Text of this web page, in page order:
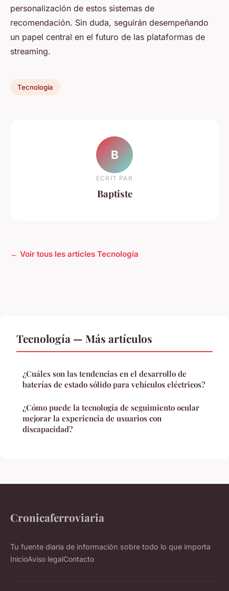
personalización de estos sistemas de
recomendación. Sin duda, seguirán desempeñando
un papel central en el futuro de las plataformas de
streaming.
Tecnología
B
ECRIT PAR
Baptiste
← Voir tous les articles Tecnología
Tecnología — Más artículos
¿Cuáles son las tendencias en el desarrollo de
baterías de estado sólido para vehículos eléctricos?
¿Cómo puede la tecnología de seguimiento ocular
mejorar la experiencia de usuarios con
discapacidad?
Cronicaferroviaria
Tu fuente diaria de información sobre todo lo que importa
InicioAviso legalContacto